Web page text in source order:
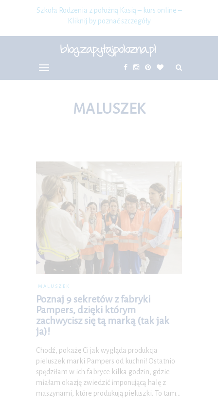
Szkoła Rodzenia z położną Kasią – kurs online –
Kliknij by poznać szczegóły
MALUSZEK
MALUSZEK
Poznaj 9 sekretów z fabryki
Pampers, dzięki którym
zachwycisz się tą marką (tak jak
ja)!
Chodź, pokażę Ci jak wygląda produkcja
pieluszek marki Pampers od kuchni! Ostatnio
spędziłam w ich fabryce kilka godzin, gdzie
miałam okazję zwiedzić imponującą halę z
maszynami, które produkują pieluszki. To tam…